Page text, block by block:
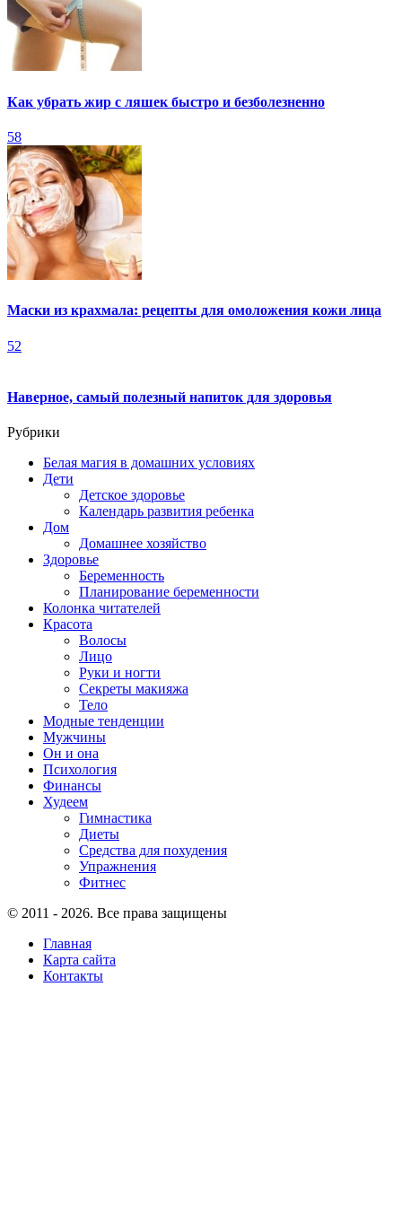
Как убрать жир с ляшек быстро и безболезненно
58
Маски из крахмала: рецепты для омоложения кожи лица
52
Наверное, самый полезный напиток для здоровья
Рубрики
Белая магия в домашних условиях
Дети
Детское здоровье
Календарь развития ребенка
Дом
Домашнее хозяйство
Здоровье
Беременность
Планирование беременности
Колонка читателей
Красота
Волосы
Лицо
Руки и ногти
Секреты макияжа
Тело
Модные тенденции
Мужчины
Он и она
Психология
Финансы
Худеем
Гимнастика
Диеты
Средства для похудения
Упражнения
Фитнес
© 2011 - 2026. Все права защищены
Главная
Карта сайта
Контакты